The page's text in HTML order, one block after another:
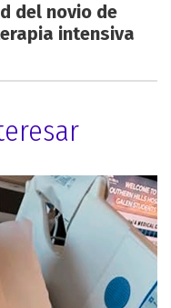
del novio de
intensiva